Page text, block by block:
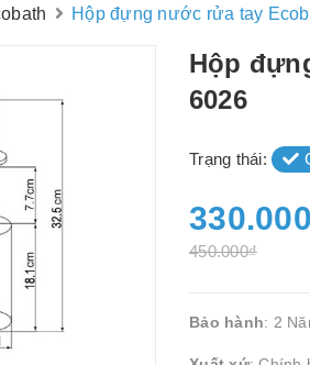
Hộp đựng nước rửa tay
Hộp
6026
Trạng thái:
450.000₫
Bảo hành: 2